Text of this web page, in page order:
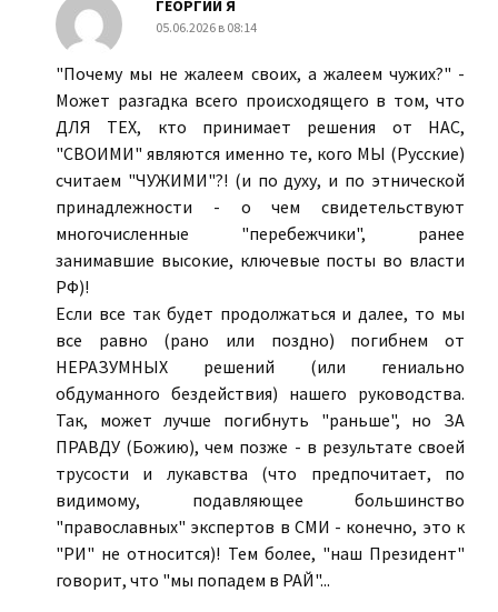
ГЕОРГИЙ Я
05.06.2026 в 08:14
"Почему мы не жалеем своих, а жалеем чужих?" -
Может разгадка всего происходящего в том, что
ДЛЯ ТЕХ, кто принимает решения от НАС,
"СВОИМИ" являются именно те, кого МЫ (Русские)
считаем "ЧУЖИМИ"?! (и по духу, и по этнической
принадлежности - о чем свидетельствуют
многочисленные "перебежчики", ранее
занимавшие высокие, ключевые посты во власти
РФ)!
Если все так будет продолжаться и далее, то мы
все равно (рано или поздно) погибнем от
НЕРАЗУМНЫХ решений (или гениально
обдуманного бездействия) нашего руководства.
Так, может лучше погибнуть "раньше", но ЗА
ПРАВДУ (Божию), чем позже - в результате своей
трусости и лукавства (что предпочитает, по
видимому, подавляющее большинство
"православных" экспертов в СМИ - конечно, это к
"РИ" не относится)! Тем более, "наш Президент"
говорит, что "мы попадем в РАЙ"...